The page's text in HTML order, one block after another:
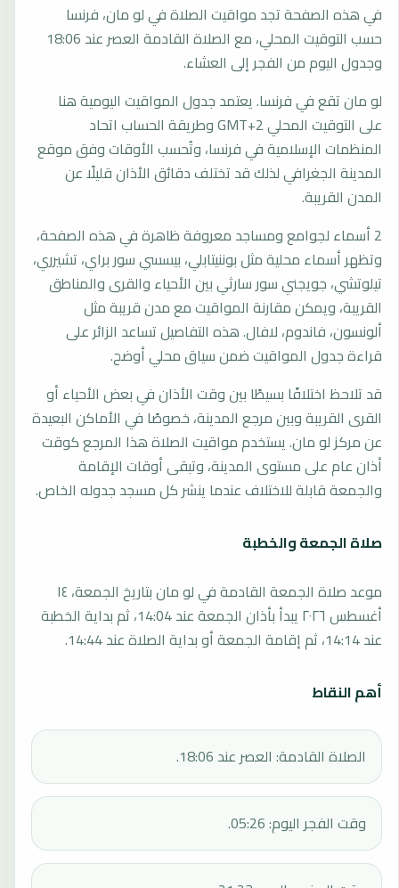
في هذه الصفحة تجد مواقيت الصلاة في لو مان، فرنسا
حسب التوقيت المحلي، مع الصلاة القادمة العصر عند 18:06
وجدول اليوم من الفجر إلى العشاء.
لو مان تقع في فرنسا. يعتمد جدول المواقيت اليومية هنا
على التوقيت المحلي GMT+2 وطريقة الحساب اتحاد
المنظمات الإسلامية في فرنسا، وتُحسب الأوقات وفق موقع
المدينة الجغرافي لذلك قد تختلف دقائق الأذان قليلًا عن
المدن القريبة.
2 أسماء لجوامع ومساجد معروفة ظاهرة في هذه الصفحة،
وتظهر أسماء محلية مثل بوننيتابلي، بيسسي سور براي، تشيرري،
تيلوتشي، جويجني سور سارثي بين الأحياء والقرى والمناطق
القريبة، ويمكن مقارنة المواقيت مع مدن قريبة مثل
ألونسون، فاندوم، لافال. هذه التفاصيل تساعد الزائر على
قراءة جدول المواقيت ضمن سياق محلي أوضح.
قد تلاحظ اختلافًا بسيطًا بين وقت الأذان في بعض الأحياء أو
القرى القريبة وبين مرجع المدينة، خصوصًا في الأماكن البعيدة
عن مركز لو مان. يستخدم مواقيت الصلاة هذا المرجع كوقت
أذان عام على مستوى المدينة، وتبقى أوقات الإقامة
والجمعة قابلة للاختلاف عندما ينشر كل مسجد جدوله الخاص.
صلاة الجمعة والخطبة
موعد صلاة الجمعة القادمة في لو مان بتاريخ الجمعة، ١٤
أغسطس ٢٠٢٦ يبدأ بأذان الجمعة عند 14:04، ثم بداية الخطبة
عند 14:14، ثم إقامة الجمعة أو بداية الصلاة عند 14:44.
أهم النقاط
الصلاة القادمة: العصر عند 18:06.
وقت الفجر اليوم: 05:26.